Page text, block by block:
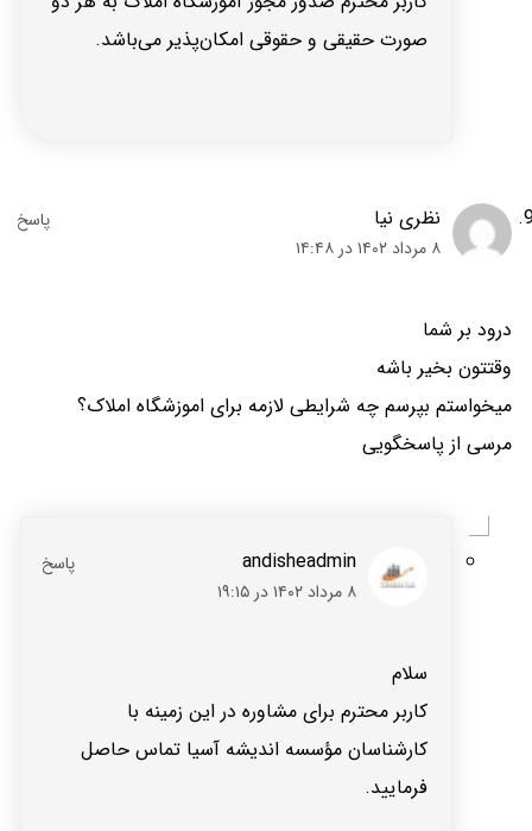
صورت حقیقی و حقوقی امکان‌پذیر می‌باشد.
نظری نیا
۸ مرداد ۱۴۰۲ در ۱۴:۴۸
درود بر شما
وقتتون بخیر باشه
میخواستم بپرسم چه شرایطی لازمه برای اموزشگاه املاک؟
مرسی از پاسخگویی
andisheadmin
۸ مرداد ۱۴۰۲ در ۱۹:۱۵
سلام
کاربر محترم برای مشاوره در این زمینه با
کارشناسان مؤسسه اندیشه آسیا تماس حاصل
فرمایید.